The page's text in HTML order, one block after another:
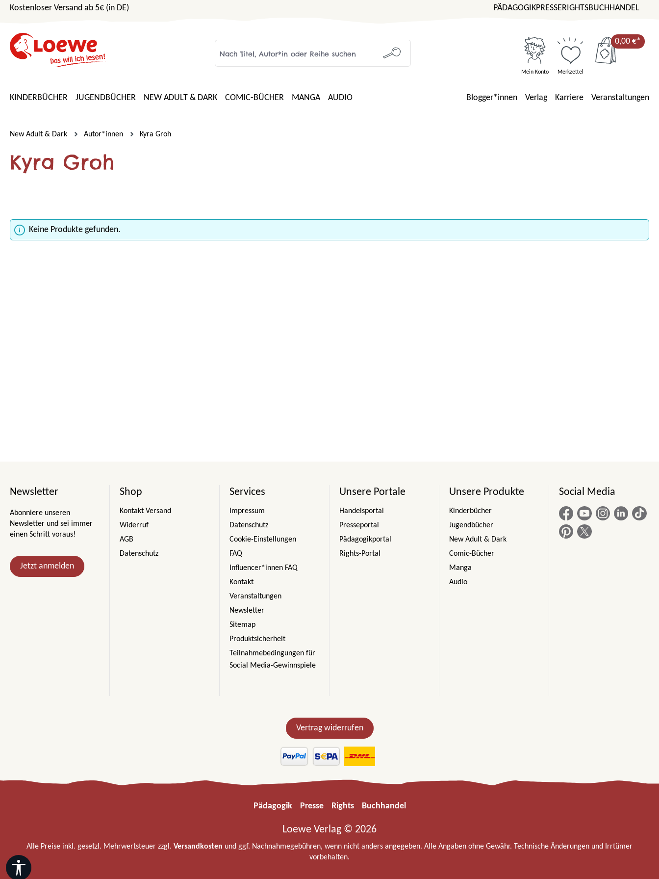
Hauptinhalt springen
Zur Suche springen
Zur Hauptnavigation springen
Kostenloser Versand ab 5€ (in DE) PÄDAGOGIKPRESSERIGHTSBUCHHANDEL
Mein Konto Merkzettel
0,00 €*
KINDERBÜCHER JUGENDBÜCHER NEW ADULT & DARK COMIC-BÜCHER MANGA AUDIO Blogger*innen Verlag Karriere Veranstaltungen
New Adult & Dark Autor*innen Kyra Groh
Kyra Groh
Keine Produkte gefunden.
Newsletter
Abonniere unseren
Newsletter und sei immer
einen Schritt voraus!
Jetzt anmelden
Shop
Kontakt Versand
Widerruf
AGB
Datenschutz
Services
Impressum
Datenschutz
Cookie-Einstellungen
FAQ
Influencer*innen FAQ
Kontakt
Veranstaltungen
Newsletter
Sitemap
Produktsicherheit
Teilnahmebedingungen für
Social Media-Gewinnspiele
Unsere Portale
Handelsportal
Presseportal
Pädagogikportal
Rights-Portal
Unsere Produkte
Kinderbücher
Jugendbücher
New Adult & Dark
Comic-Bücher
Manga
Audio
Social Media
Vertrag widerrufen
Pädagogik Presse Rights Buchhandel
Loewe Verlag © 2026
Alle Preise inkl. gesetzl. Mehrwertsteuer zzgl. Versandkosten und ggf. Nachnahmegebühren, wenn nicht anders angegeben. Alle Angaben ohne Gewähr. Technische Änderungen und Irrtümer
vorbehalten.
Werkzeugleiste anzeigen